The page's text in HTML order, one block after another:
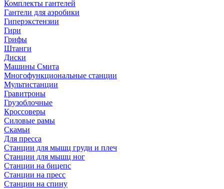
Комплекты гантелей
Гантели для аэробики
Гиперэкстензии
Гири
Грифы
Штанги
Диски
Машины Смита
Многофункциональные станции
Мультистанции
Гравитроны
Грузоблочные
Кроссоверы
Силовые рамы
Скамьи
Для пресса
Станции для мышц груди и плеч
Станции для мышц ног
Станции на бицепс
Станции на пресс
Станции на спину